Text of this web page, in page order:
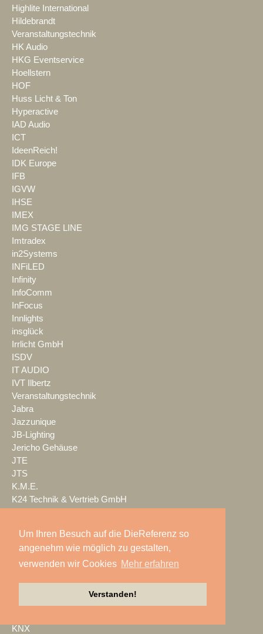
Um Ihren Besuch auf die DieReferenz so
angenehm wie möglich zu gestalten,
verwenden wir Cookies Mehr erfahren
Verstanden!
Highlite International
Hildebrandt
Veranstaltungstechnik
HK Audio
HKG Eventservice
Hoellstern
HOF
Huss Licht & Ton
Hyperactive
IAD Audio
ICT
IdeenReich!
IDK Europe
IFB
IGVW
IHSE
IMEX
IMG STAGE LINE
Imtradex
in2Systems
INFiLED
Infinity
InfoComm
InFocus
Innlights
insglück
Irrlicht GmbH
ISDV
IT AUDIO
IVT Ilbertz
Veranstaltungstechnik
Jabra
Jazzunique
JB-Lighting
Jericho Gehäuse
JTE
JTS
K.M.E.
K24 Technik & Vertrieb GmbH
KALLE KRAUSE
Kern & Stelly
KFP
KNX